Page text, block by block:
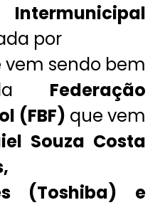
Intermunicipal
por
vem sendo bem
Federação
(FBF) que vem
Souza Costa
(Toshiba) e